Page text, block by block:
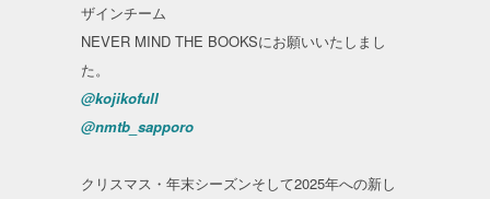
ザインチーム
NEVER MIND THE BOOKSにお願いいたしまし
た。
@kojikofull
@nmtb_sapporo
クリスマス・年末シーズンそして2025年への新し